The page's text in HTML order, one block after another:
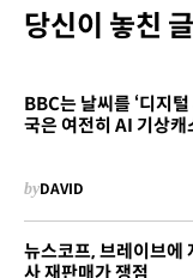
당신이 놓친 글
BBC는 날씨를 ‘디지
국은 여전히 AI 기상캐
byDAVID
뉴스코프, 브레이브에
사 재판매가 쟁점